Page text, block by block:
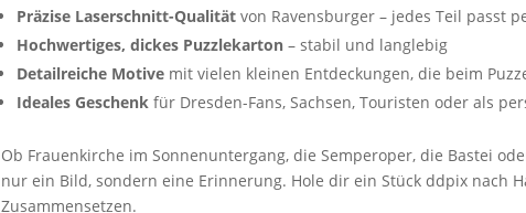
Präzise Laserschnitt-Qualität von Ravensburger – jedes Teil passt
Hochwertiges, dickes Puzzlekarton – stabil und langlebig
Detailreiche Motive mit vielen kleinen Entdeckungen, die beim
Ideales Geschenk für Dresden-Fans, Sachsen, Touristen oder als
Ob Frauenkirche im Sonnenuntergang, die Semperoper, die Bastei
nur ein Bild, sondern eine Erinnerung. Hole dir ein Stück ddpix nach
Zusammensetzen.